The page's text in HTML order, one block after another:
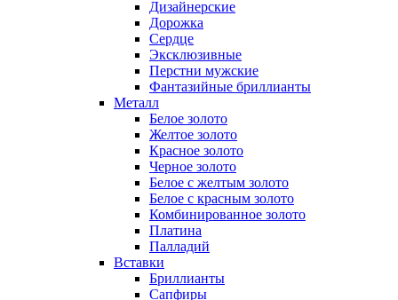
Дизайнерские
Дорожка
Сердце
Эксклюзивные
Перстни мужские
Фантазийные бриллианты
Металл
Белое золото
Желтое золото
Красное золото
Черное золото
Белое с желтым золото
Белое с красным золото
Комбинированное золото
Платина
Палладий
Вставки
Бриллианты
Сапфиры